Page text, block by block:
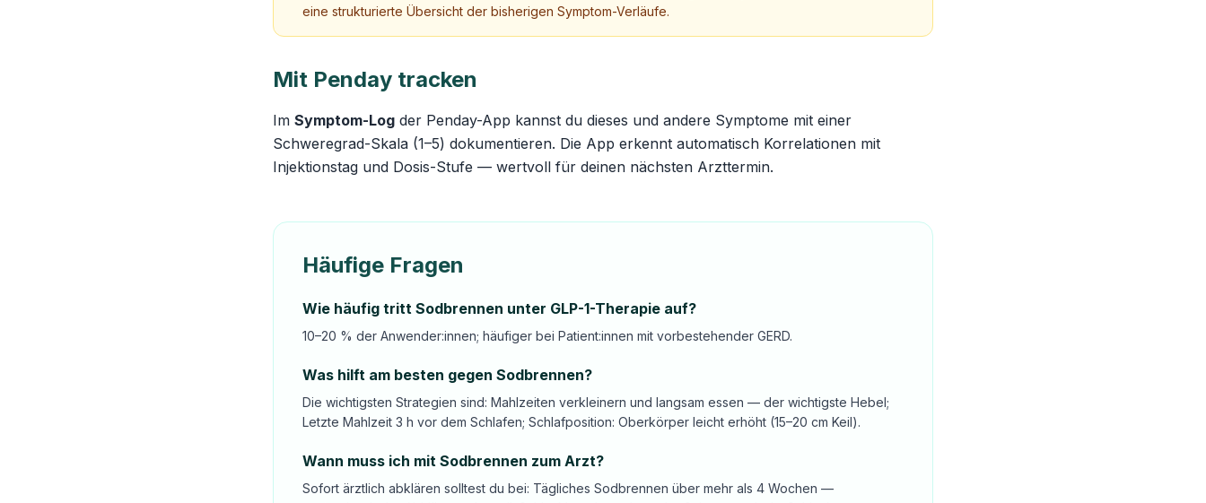
eine strukturierte Übersicht der bisherigen Symptom-Verläufe.
Mit Penday tracken
Im Symptom-Log der Penday-App kannst du dieses und andere Symptome mit einer
Schweregrad-Skala (1–5) dokumentieren. Die App erkennt automatisch Korrelationen mit
Injektionstag und Dosis-Stufe — wertvoll für deinen nächsten Arzttermin.
Häufige Fragen
Wie häufig tritt Sodbrennen unter GLP-1-Therapie auf?
10–20 % der Anwender:innen; häufiger bei Patient:innen mit vorbestehender GERD.
Was hilft am besten gegen Sodbrennen?
Die wichtigsten Strategien sind: Mahlzeiten verkleinern und langsam essen — der wichtigste Hebel;
Letzte Mahlzeit 3 h vor dem Schlafen; Schlafposition: Oberkörper leicht erhöht (15–20 cm Keil).
Wann muss ich mit Sodbrennen zum Arzt?
Sofort ärztlich abklären solltest du bei: Tägliches Sodbrennen über mehr als 4 Wochen —